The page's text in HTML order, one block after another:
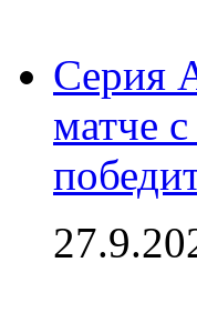
Серия
матче